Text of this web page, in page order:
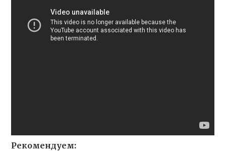
Рекомендуем: